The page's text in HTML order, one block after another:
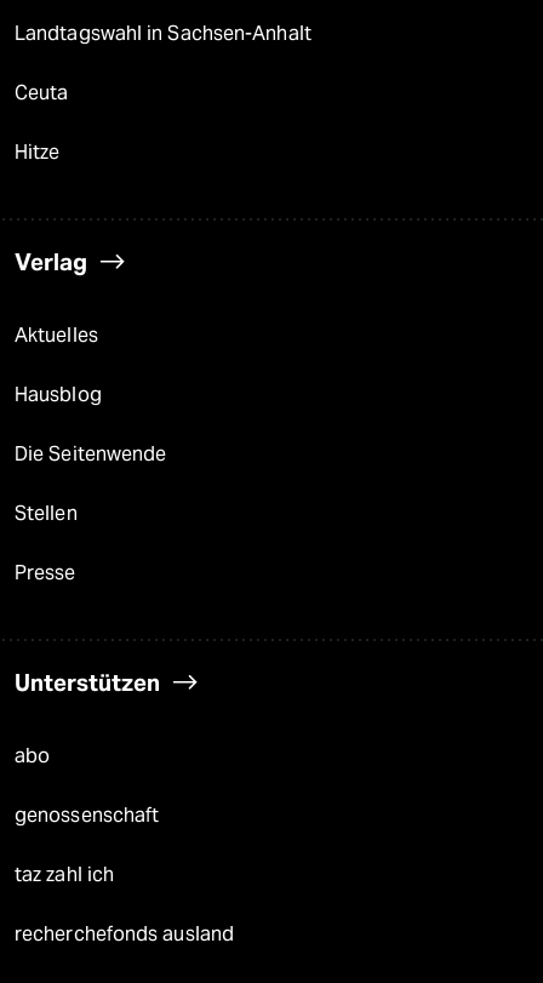
Landtagswahl in Sachsen-Anhalt
Ceuta
Hitze
Verlag
Aktuelles
Hausblog
Die Seitenwende
Stellen
Presse
Unterstützen
abo
genossenschaft
taz zahl ich
recherchefonds ausland